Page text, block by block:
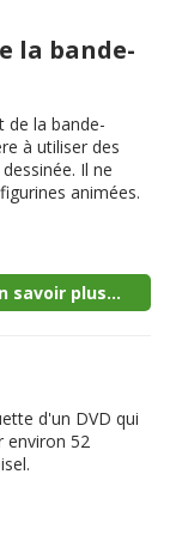
la bande-
de la bande-
à utiliser des
Il ne
animées.
savoir plus...
d'un DVD qui
environ 52